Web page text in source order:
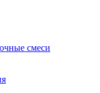
смеси